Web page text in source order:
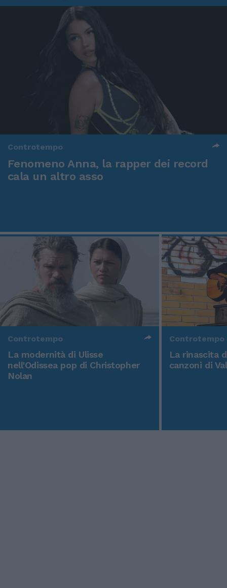
Controtempo
Fenomeno Anna, la rapper dei record
cala un altro asso
Controtempo
La modernità di Ulisse
nell'Odissea pop di Christopher
Nolan
Controtempo
La rinascita
canzoni di